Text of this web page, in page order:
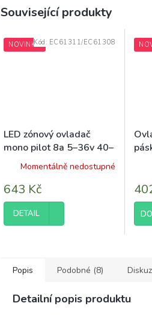
Související produkty
NOVINKA
LED zónový ovladač
mono pilot 8a 5–36v 40–
288W dotykový stmívač
Momentálně nedostupné
643 Kč
DETAIL
Kód: EC61311/EC61308
Popis Podobné (8)
Detailní popis produktu